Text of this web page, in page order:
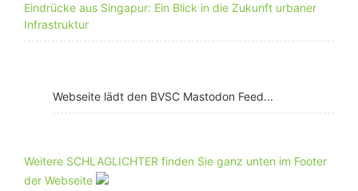
Eindrücke aus Singapur: Ein Blick in die Zukunft urbaner
Infrastruktur
Webseite lädt den BVSC Mastodon Feed...
Weitere SCHLAGLICHTER finden Sie ganz unten im Footer
der Webseite